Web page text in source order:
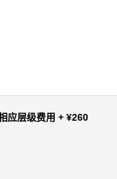
应层级费用 + ¥260